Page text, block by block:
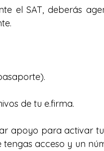
el SAT, deberás
de tu e.firma.
apoyo para activar tu
acceso y un